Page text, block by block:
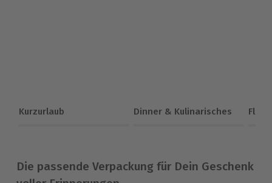
Kurzurlaub Dinner & Kulinarisches
Die passende Verpackung für Dein Geschenk